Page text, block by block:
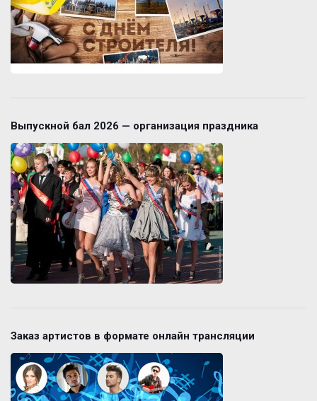
Выпускной бал 2026 — организация праздника
Заказ артистов в формате онлайн трансляции